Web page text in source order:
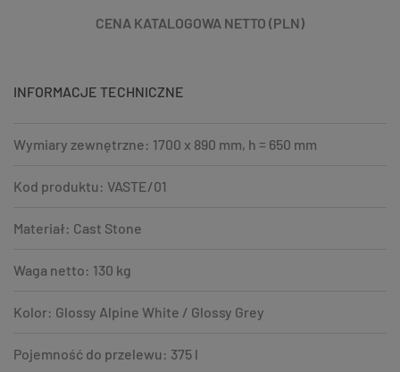
CENA KATALOGOWA NETTO (PLN)
INFORMACJE TECHNICZNE
Wymiary zewnętrzne: 1700 x 890 mm, h = 650 mm
Kod produktu: VASTE/01
Materiał: Cast Stone
Waga netto: 130 kg
Kolor: Glossy Alpine White / Glossy Grey
Pojemność do przelewu: 375 l